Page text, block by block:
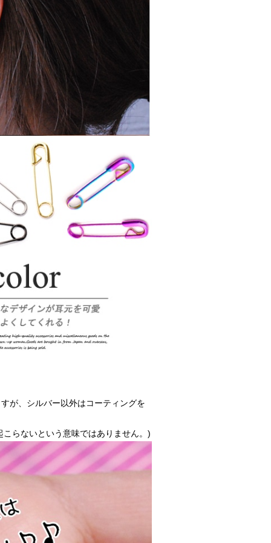
が、シルバー以外はコーティングを
らないという意味ではありません。)